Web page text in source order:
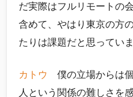
だ実際はフルリモートの
含めて、やはり東京の方
たりは課題だと思っていま
カトウ
僕の立場からは
人という関係の難しさを